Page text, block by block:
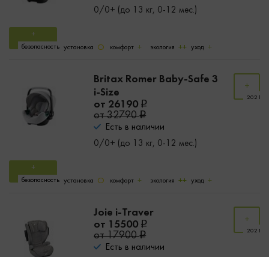
0/0+ (до 13 кг, 0-12 мес.)
безопасность установка комфорт экология уход
Britax Romer Baby-Safe 3
i-Size
от 26190
от 32790
Есть в наличии
0/0+ (до 13 кг, 0-12 мес.)
2021
безопасность установка комфорт экология уход
Joie i-Traver
от 15500
от 17900
Есть в наличии
2021